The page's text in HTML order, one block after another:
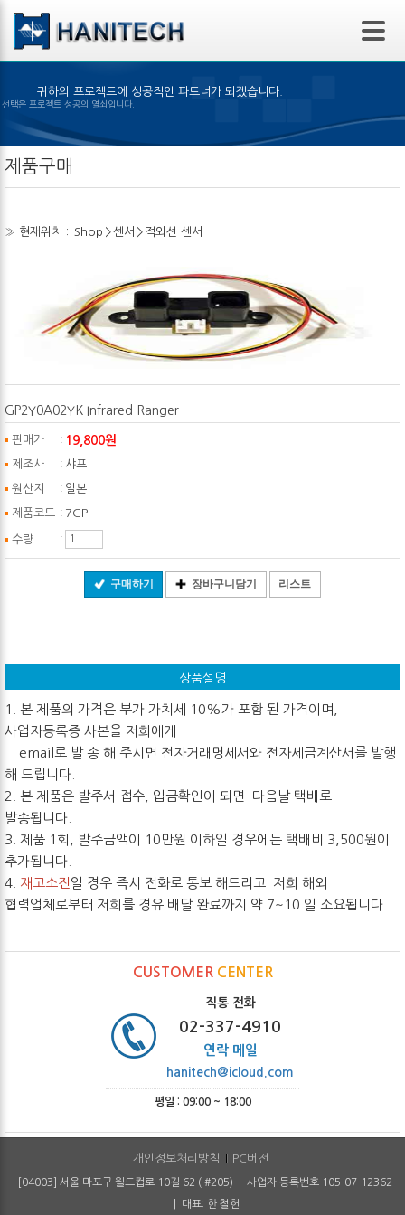
본문 바로가기
귀하의 프로젝트에 성공적인 파트너가 되겠습니다.
제품의 선택은 프로젝트 성공의 열쇠입니다.
제품구매
» 현재위치 : Shop >센서 > 적외선 센서
GP2Y0A02YK Infrared Ranger
판매가 : 19,800원
제조사 : 샤프
원산지 : 일본
제품코드 : 7GP
수량 :
구매하기 장바구니담기 리스트
상품설명
1. 본 제품의 가격은 부가 가치세 10%가 포함 된 가격이며,
사업자등록증 사본을 저희에게
email로 발 송 해 주시면 전자거래명세서와 전자세금계산서를 발행
해 드립니다.
2. 본 제품은 발주서 접수, 입금확인이 되면 다음날 택배로
발송됩니다.
3. 제품 1회, 발주금액이 10만원 이하일 경우에는 택배비 3,500원이
추가됩니다.
4. 재고소진 일 경우 즉시 전화로 통보 해드리고 저희 해외
협력업체로부터 저희를 경유 배달 완료까지 약 7~10 일 소요됩니다.
CUSTOMER CENTER
직통 전화
02-337-4910
연락 메일
hanitech@icloud.com
평일 : 09:00 ~ 18:00
개인정보처리방침 PC버전
[04003] 서울 마포구 월드컵로 10길 62 ( #205) | 사업자 등록번호 105-07-12362
| 대표: 한 철헌